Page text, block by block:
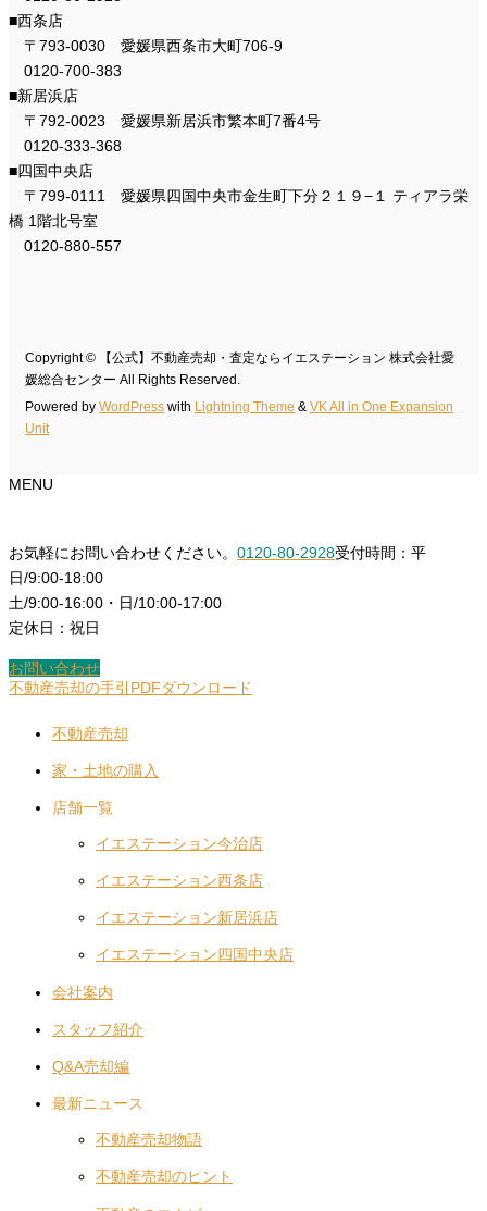
■西条店
〒793-0030 愛媛県西条市大町706-9
0120-700-383
■新居浜店
〒792-0023 愛媛県新居浜市繁本町7番4号
0120-333-368
■四国中央店
〒799-0111 愛媛県四国中央市金生町下分２１９−１ ティアラ栄
橋 1階北号室
0120-880-557
Copyright © 【公式】不動産売却・査定ならイエステーション 株式会社愛
媛総合センター All Rights Reserved.
Powered by WordPress with Lightning Theme & VK All in One Expansion
Unit
MENU
お気軽にお問い合わせください。 0120-80-2928受付時間：平
日/9:00-18:00
土/9:00-16:00・日/10:00-17:00
定休日：祝日
お問い合わせ
不動産売却の手引PDFダウンロード
不動産売却
家・土地の購入
店舗一覧
イエステーション今治店
イエステーション西条店
イエステーション新居浜店
イエステーション四国中央店
会社案内
スタッフ紹介
Q&A売却編
最新ニュース
不動産売却物語
不動産売却のヒント